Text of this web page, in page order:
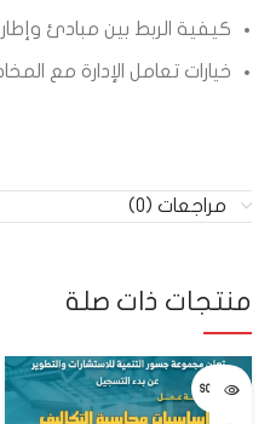
كيفية الربط بين مبادئ
خيارات تعامل الإدارة مع
مراجعات (0)
منتجات ذات صلة
SOLD OUT